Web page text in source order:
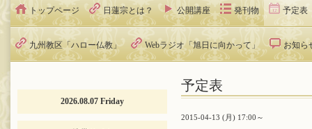
トップページ 日蓮宗とは？ 公開講座 発刊物 予定表
九州教区「ハロー仏教」 Webラジオ「旭日に向かって」 お知ら
予定表
2015-04-13 (月) 17:00～
2026.08.07 Friday